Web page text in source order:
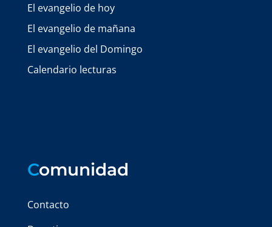
El evangelio de hoy
El evangelio de mañana
El evangelio del Domingo
Calendario lecturas
Comunidad
Contacto